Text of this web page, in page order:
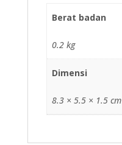
Berat badan
0.2 kg
Dimensi
8.3 × 5.5 × 1.5 cm